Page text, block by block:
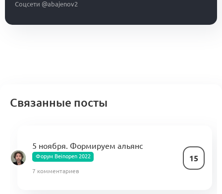
Соцсети @abajenov2
Связанные посты
5 ноября. Формируем альянс
Форум Beinopen 2022 15
7 комментариев